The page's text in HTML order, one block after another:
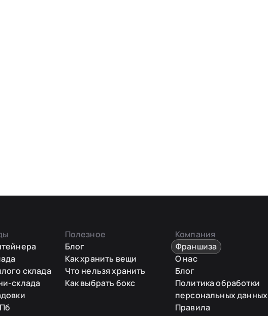
склада
склада
Полезное
Блог
Как хранить вещи
Что нельзя хранить
Как выбрать бокс
Компания
Франшиза
О нас
Блог
Политика обработки
персональных данных
Правила